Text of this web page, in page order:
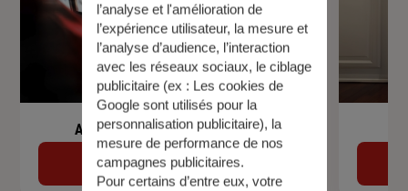
Assurance de prêt immobilier
Découvrir
l’analyse et l'amélioration de
l’expérience utilisateur, la mesure et
l’analyse d’audience, l’interaction
avec les réseaux sociaux, le ciblage
publicitaire (ex : Les cookies de
Google sont utilisés pour la
personnalisation publicitaire), la
mesure de performance de nos
campagnes publicitaires.
Pour certains d’entre eux, votre